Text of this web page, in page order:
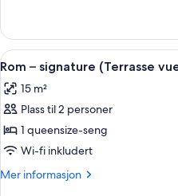
–
signature
(Terrasse)
Åpne
alle
bildene
av
Rom
–
signature
(Terrasse
4
Rom – signature (Terrasse
15 m²
Plass til 2 personer
1 queensize-seng
Wi-fi inkludert
Mer informasjon
Mer